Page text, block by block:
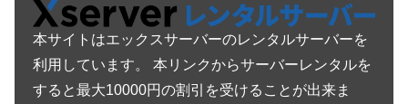
本サイトはエックスサーバーのレンタルサーバーを
利用しています。 本リンクからサーバーレンタルを
すると最大10000円の割引を受けることが出来ま